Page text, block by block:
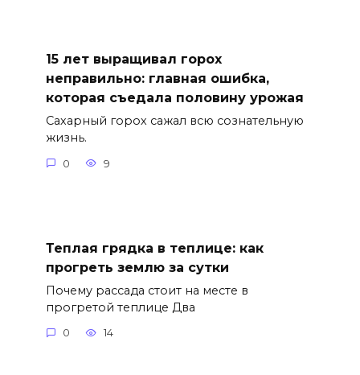
15 лет выращивал горох
неправильно: главная ошибка,
которая съедала половину урожая
Сахарный горох сажал всю сознательную
жизнь.
0 9
Теплая грядка в теплице: как
прогреть землю за сутки
Почему рассада стоит на месте в
прогретой теплице Два
0 14